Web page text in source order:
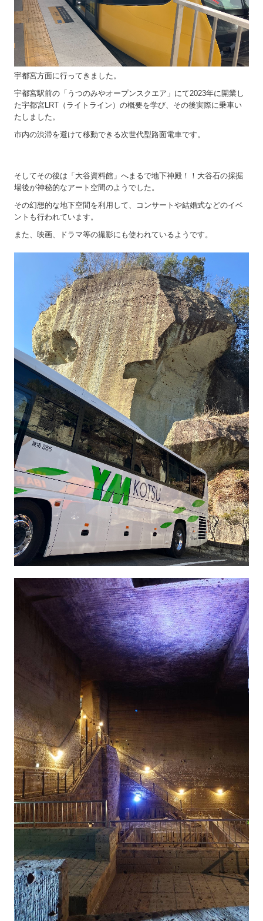
宇都宮方面に行ってきました。
宇都宮駅前の「うつのみやオープンスクエア」にて2023年に開業し
た宇都宮LRT（ライトライン）の概要を学び、その後実際に乗車い
たしました。
市内の渋滞を避けて移動できる次世代型路面電車です。
そしてその後は「大谷資料館」へまるで地下神殿！！大谷石の採掘
場後が神秘的なアート空間のようでした。
その幻想的な地下空間を利用して、コンサートや結婚式などのイベ
ントも行われています。
また、映画、ドラマ等の撮影にも使われているようです。